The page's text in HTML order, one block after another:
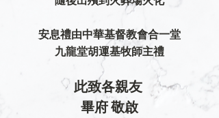
安息禮由中華基督教會合一堂
九龍堂胡運基牧師主禮
此致各親友
畢府 敬啟